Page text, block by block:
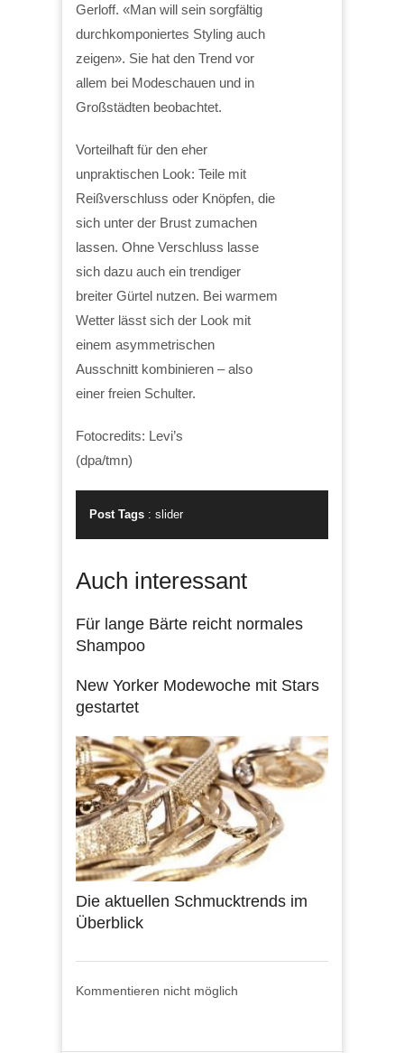
Gerloff. «Man will sein sorgfältig
durchkomponiertes Styling auch
zeigen». Sie hat den Trend vor
allem bei Modeschauen und in
Großstädten beobachtet.
Vorteilhaft für den eher
unpraktischen Look: Teile mit
Reißverschluss oder Knöpfen, die
sich unter der Brust zumachen
lassen. Ohne Verschluss lasse
sich dazu auch ein trendiger
breiter Gürtel nutzen. Bei warmem
Wetter lässt sich der Look mit
einem asymmetrischen
Ausschnitt kombinieren – also
einer freien Schulter.
Fotocredits: Levi’s
(dpa/tmn)
Post Tags : slider
Auch interessant
Für lange Bärte reicht normales
Shampoo
New Yorker Modewoche mit Stars
gestartet
Die aktuellen Schmucktrends im
Überblick
Kommentieren nicht möglich